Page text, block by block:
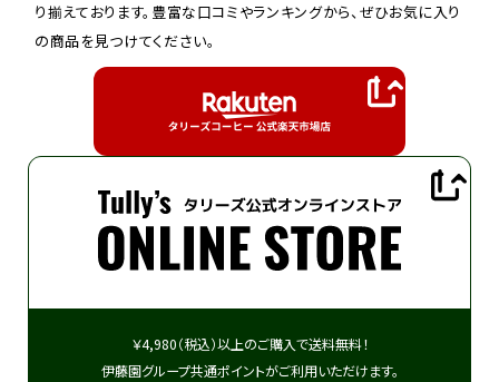
り揃えております。豊富な口コミやランキングから、ぜひお気に入り
の商品を見つけてください。
￥4,980（税込）以上のご購入で送料無料！
伊藤園グループ共通ポイントがご利用いただけます。